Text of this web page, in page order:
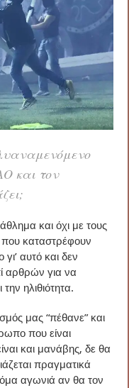
και τον
και όχι με τους
καταστρέφουν
αυτό και δεν
αρθρών για να
ηλιθιότητα.
μας “πέθανε” και
που είναι
και μανάβης, δε θα
πραγματικά
αγωνιά αν θα τον